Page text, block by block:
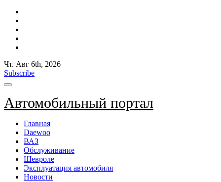
Чт. Авг 6th, 2026
Subscribe
Автомобильный портал
Главная
Daewoo
ВАЗ
Обслуживание
Шевроле
Эксплуатация автомобиля
Новости